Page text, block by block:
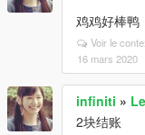
鸡鸡好棒鸭
Voir le
16 mars 2020
infiniti »
2块结账